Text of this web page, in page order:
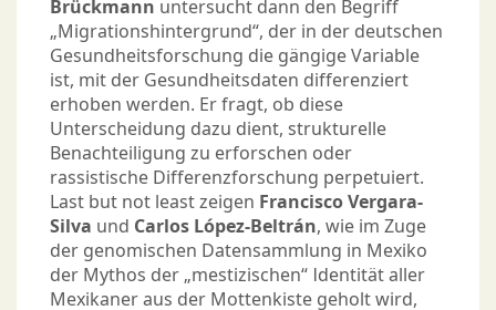
Brückmann untersucht dann den Begriff
„Migrationshintergrund“, der in der deutschen
Gesundheitsforschung die gängige Variable
ist, mit der Gesundheitsdaten differenziert
erhoben werden. Er fragt, ob diese
Unterscheidung dazu dient, strukturelle
Benachteiligung zu erforschen oder
rassistische Differenzforschung perpetuiert.
Last but not least zeigen Francisco Vergara-
Silva und Carlos López-Beltrán, wie im Zuge
der genomischen Datensammlung in Mexiko
der Mythos der „mestizischen“ Identität aller
Mexikaner aus der Mottenkiste geholt wird,